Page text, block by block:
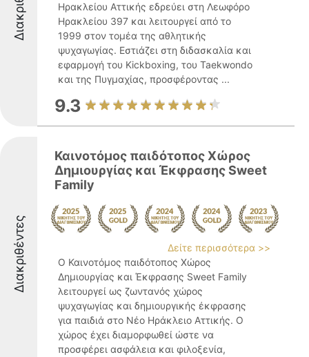
Ηρακλείου Αττικής εδρεύει στη Λεωφόρο
Ηρακλείου 397 και λειτουργεί από το
1999 στον τομέα της αθλητικής
ψυχαγωγίας. Εστιάζει στη διδασκαλία και
εφαρμογή του Kickboxing, του Taekwondo
και της Πυγμαχίας, προσφέροντας ...
9.3
Διακριθέντες
Καινοτόμος παιδότοπος Χώρος
Δημιουργίας και Έκφρασης Sweet
Family
Δείτε περισσότερα >>
Ο Καινοτόμος παιδότοπος Χώρος
Δημιουργίας και Έκφρασης Sweet Family
λειτουργεί ως ζωντανός χώρος
ψυχαγωγίας και δημιουργικής έκφρασης
για παιδιά στο Νέο Ηράκλειο Αττικής. Ο
χώρος έχει διαμορφωθεί ώστε να
προσφέρει ασφάλεια και φιλοξενία,